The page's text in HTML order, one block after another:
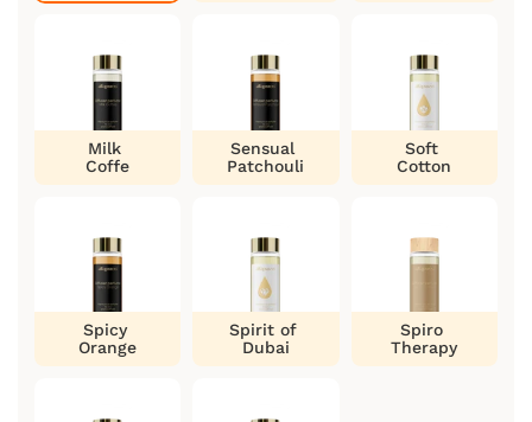
Milk
Coffe
Sensual
Patchouli
Soft
Cotton
Spicy
Orange
Spirit of
Dubai
Spiro
Therapy